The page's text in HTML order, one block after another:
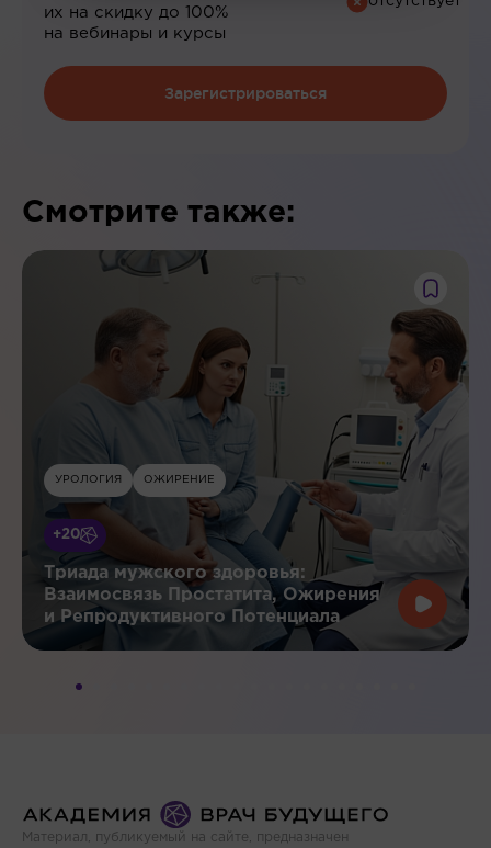
их на скидку до 100%
на вебинары и курсы
Зарегистрироваться
Смотрите также:
УРОЛОГИЯ ОЖИРЕНИЕ
+20
Триада мужского здоровья:
Взаимосвязь Простатита, Ожирения
и Репродуктивного Потенциала
Материал, публикуемый на сайте, предназначен